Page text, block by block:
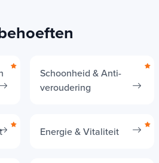
Schoonheid & Anti-
veroudering
Energie & Vitaliteit